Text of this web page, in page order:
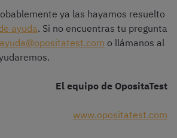
ya las hayamos resuelto
ayuda. Si no encuentras tu pregunta
ayuda@opositatest.com o llámanos al
El equipo de OpositaTest
www.opositatest.com